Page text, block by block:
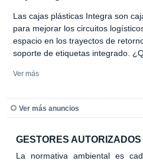
Las cajas plásticas Integra son
para mejorar los circuitos
espacio en los trayectos de
soporte de etiquetas integrado.
Ver más
Ver más anuncios
GESTORES AUTORIZADOS
La normativa ambiental es